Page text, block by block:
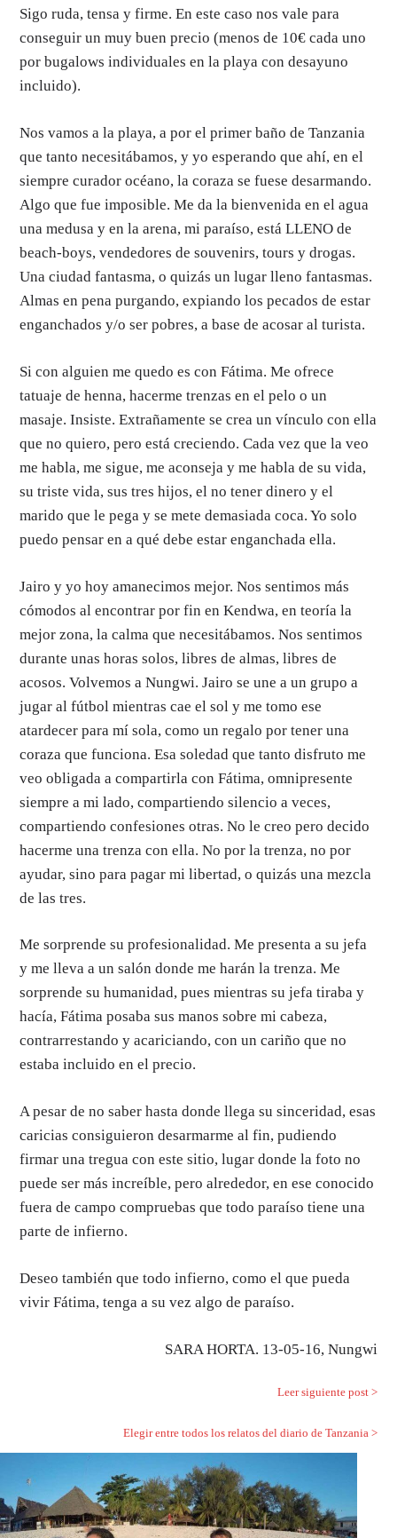
Sigo ruda, tensa y firme. En este caso nos vale para
conseguir un muy buen precio (menos de 10€ cada uno
por bugalows individuales en la playa con desayuno
incluido).
Nos vamos a la playa, a por el primer baño de Tanzania
que tanto necesitábamos, y yo esperando que ahí, en el
siempre curador océano, la coraza se fuese desarmando.
Algo que fue imposible. Me da la bienvenida en el agua
una medusa y en la arena, mi paraíso, está LLENO de
beach-boys, vendedores de souvenirs, tours y drogas.
Una ciudad fantasma, o quizás un lugar lleno fantasmas.
Almas en pena purgando, expiando los pecados de estar
enganchados y/o ser pobres, a base de acosar al turista.
Si con alguien me quedo es con Fátima. Me ofrece
tatuaje de henna, hacerme trenzas en el pelo o un
masaje. Insiste. Extrañamente se crea un vínculo con ella
que no quiero, pero está creciendo. Cada vez que la veo
me habla, me sigue, me aconseja y me habla de su vida,
su triste vida, sus tres hijos, el no tener dinero y el
marido que le pega y se mete demasiada coca. Yo solo
puedo pensar en a qué debe estar enganchada ella.
Jairo y yo hoy amanecimos mejor. Nos sentimos más
cómodos al encontrar por fin en Kendwa, en teoría la
mejor zona, la calma que necesitábamos. Nos sentimos
durante unas horas solos, libres de almas, libres de
acosos. Volvemos a Nungwi. Jairo se une a un grupo a
jugar al fútbol mientras cae el sol y me tomo ese
atardecer para mí sola, como un regalo por tener una
coraza que funciona. Esa soledad que tanto disfruto me
veo obligada a compartirla con Fátima, omnipresente
siempre a mi lado, compartiendo silencio a veces,
compartiendo confesiones otras. No le creo pero decido
hacerme una trenza con ella. No por la trenza, no por
ayudar, sino para pagar mi libertad, o quizás una mezcla
de las tres.
Me sorprende su profesionalidad. Me presenta a su jefa
y me lleva a un salón donde me harán la trenza. Me
sorprende su humanidad, pues mientras su jefa tiraba y
hacía, Fátima posaba sus manos sobre mi cabeza,
contrarrestando y acariciando, con un cariño que no
estaba incluido en el precio.
A pesar de no saber hasta donde llega su sinceridad, esas
caricias consiguieron desarmarme al fin, pudiendo
firmar una tregua con este sitio, lugar donde la foto no
puede ser más increíble, pero alrededor, en ese conocido
fuera de campo compruebas que todo paraíso tiene una
parte de infierno.
Deseo también que todo infierno, como el que pueda
vivir Fátima, tenga a su vez algo de paraíso.
SARA HORTA. 13-05-16, Nungwi
Leer siguiente post >
Elegir entre todos los relatos del diario de Tanzania >